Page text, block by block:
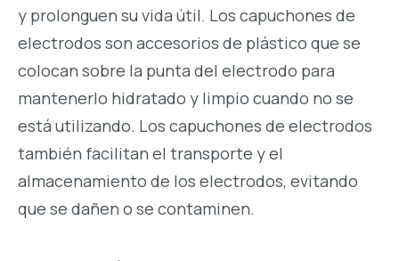
y prolonguen su vida útil. Los capuchones de
electrodos son accesorios de plástico que se
colocan sobre la punta del electrodo para
mantenerlo hidratado y limpio cuando no se
está utilizando. Los capuchones de electrodos
también facilitan el transporte y el
almacenamiento de los electrodos, evitando
que se dañen o se contaminen.